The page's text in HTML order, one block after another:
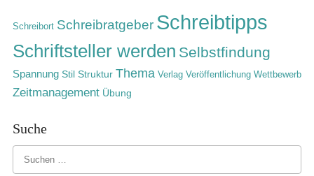
Schreibort Schreibratgeber Schreibtipps
Schriftsteller werden Selbstfindung
Spannung Stil Struktur Thema Verlag Veröffentlichung Wettbewerb
Zeitmanagement Übung
Suche